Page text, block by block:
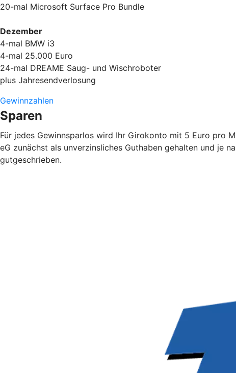
20-mal Microsoft Surface Pro Bundle
Dezember
4-mal BMW i3
4-mal 25.000 Euro
24-mal DREAME Saug- und Wischroboter
plus Jahresendverlosung
Gewinnzahlen
Sparen
Für jedes Gewinnsparlos wird Ihr Girokonto mit 5 Euro pro
eG zunächst als unverzinsliches Guthaben gehalten und je
gutgeschrieben.